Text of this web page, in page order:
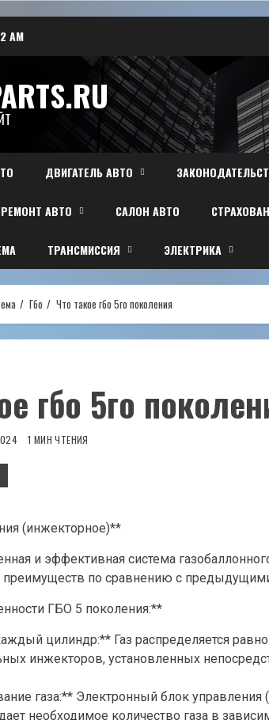
AM
ДВИГАТЕЛЬ АВТО
РЕМОНТ АВТО САЛОН АВТО
ТРАНСМИССИЯ ЭЛЕКТРИКА
Гбо Что такое гбо 5го поколения
гбо 5го
1 МИН ЧТЕНИЯ
(инжекторное)**
и эффективная система
преимуществ по сравнению с
ГБО 5 поколения:**
цилиндр:** Газ распределяется
инжекторов, установленных
газа:** Электронный блок
необходимое количество газа в